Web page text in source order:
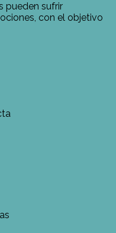
pueden sufrir
con el objetivo